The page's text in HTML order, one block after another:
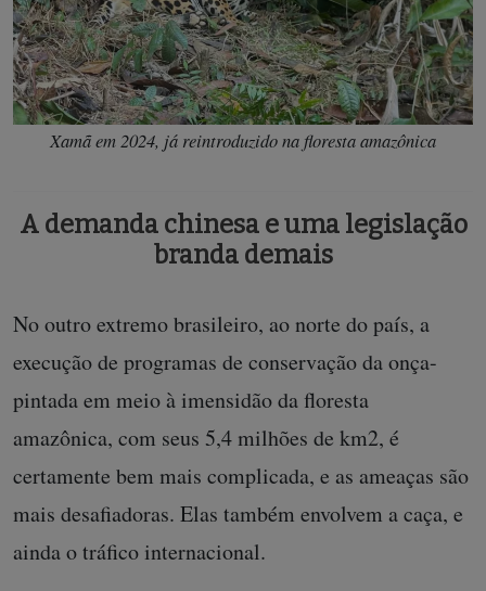
Xamã em 2024, já reintroduzido na floresta amazônica
A demanda chinesa e uma legislação
branda demais
No outro extremo brasileiro, ao norte do país, a
execução de programas de conservação da onça-
pintada em meio à imensidão da floresta
amazônica, com seus 5,4 milhões de km2, é
certamente bem mais complicada, e as ameaças são
mais desafiadoras. Elas também envolvem a caça, e
ainda o tráfico internacional.